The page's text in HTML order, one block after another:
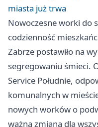
miasta już trwa
Nowoczesne worki do
codzienność
Zabrze postawiło na
segregowaniu śmieci.
Service Południe,
komunalnych w
nowych worków o
ważna zmiana dla